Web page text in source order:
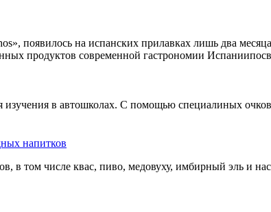
появилось на испанских прилавках лишь два
продуктов современной гастрономии
в автошколах. С помощью специалиных
напитков
в том числе квас, пиво, медовуху, имбирный эль и